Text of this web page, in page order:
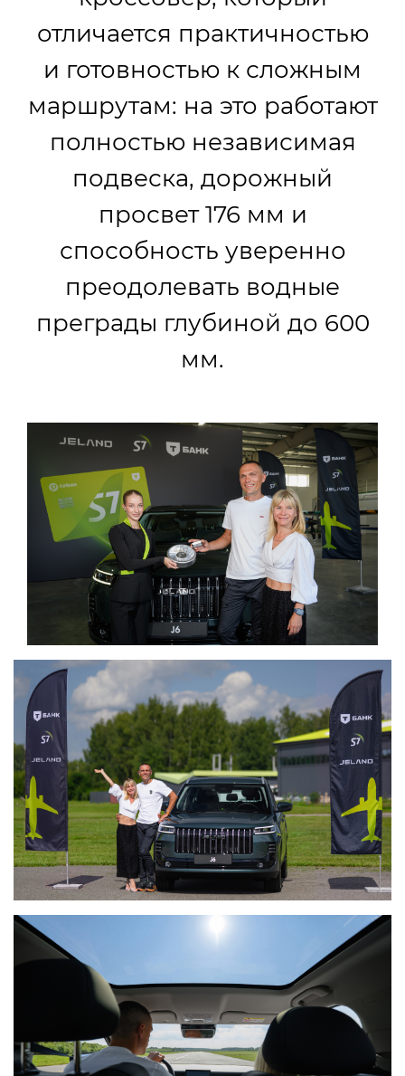
отличается практичностью
и готовностью к сложным
маршрутам: на это работают
полностью независимая
подвеска, дорожный
просвет 176 мм и
способность уверенно
преодолевать водные
преграды глубиной до 600
мм.